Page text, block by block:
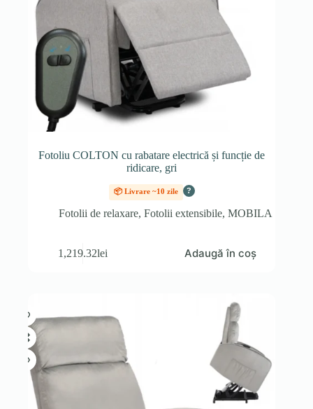
Fotoliu COLTON cu rabatare electrică și funcție de
ridicare, gri
📦 Livrare ~10 zile ?
Fotolii de relaxare,Fotolii extensibile,MOBILA
1,219.32lei Adaugă în coș